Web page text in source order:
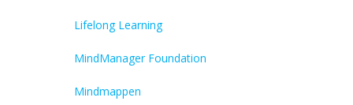
Lifelong Learning
MindManager Foundation
Mindmappen